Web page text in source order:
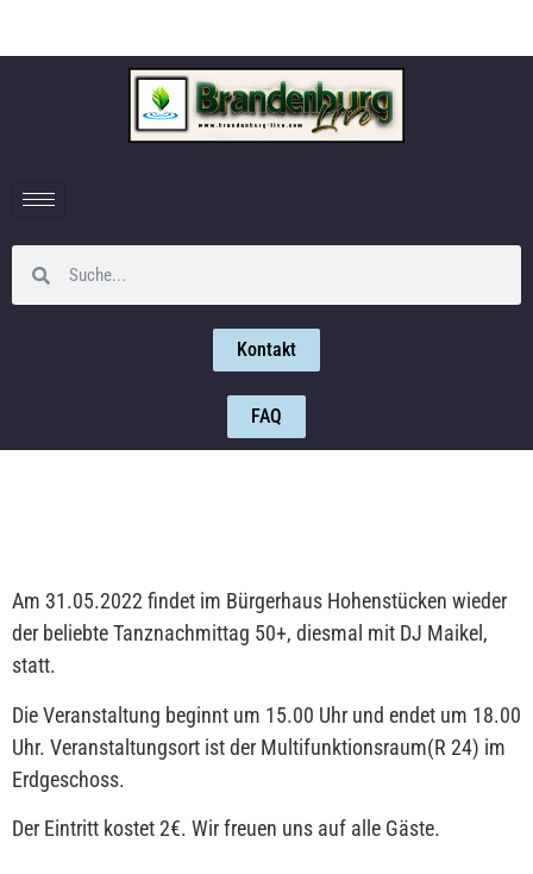
Kontakt
FAQ
Am 31.05.2022 findet im Bürgerhaus Hohenstücken wieder
der beliebte Tanznachmittag 50+, diesmal mit DJ Maikel,
statt.
Die Veranstaltung beginnt um 15.00 Uhr und endet um 18.00
Uhr. Veranstaltungsort ist der Multifunktionsraum(R 24) im
Erdgeschoss.
Der Eintritt kostet 2€. Wir freuen uns auf alle Gäste.